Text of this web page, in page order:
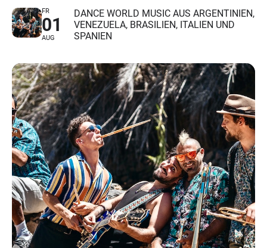
FR
01
AUG
DANCE WORLD MUSIC AUS ARGENTINIEN,
VENEZUELA, BRASILIEN, ITALIEN UND
SPANIEN